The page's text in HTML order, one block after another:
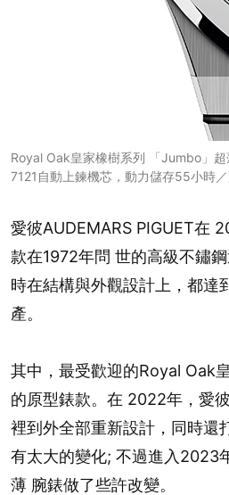
Royal Oak皇家橡樹系列 「Jumbo」
7121自動上鍊機芯，動力儲存55小時
愛彼AUDEMARS PIGUET在
款在1972年問 世的高級不鏽
時在結構與外觀設計上，都達
產。
其中，最受歡迎的Royal Oak
的原型錶款。在 2022年，愛
裡到外全部重新設計，同時還
有太大的變化; 不過進入2023
薄 腕錶做了些許改變。